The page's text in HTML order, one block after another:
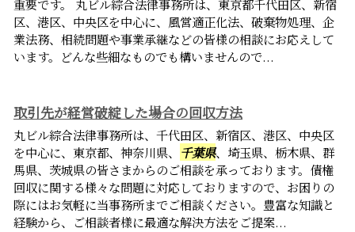
重要です。 丸ビル綜合法律事務所は、東京都千代田区、新宿
区、港区、中央区を中心に、風営適正化法、破棄物処理、企
業法務、相続問題や事業承継などの皆様の相談にお応えして
います。どんな些細なものでも構いませんので...
取引先が経営破綻した場合の回収方法
丸ビル綜合法律事務所は、千代田区、新宿区、港区、中央区
を中心に、東京都、神奈川県、 千葉県、埼玉県、栃木県、群
馬県、茨城県の皆さまからのご相談を承っております。債権
回収に関する様々な問題に対応しておりますので、お困りの
際にはお気軽に当事務所までご相談ください。豊富な知識と
経験から、ご相談者様に最適な解決方法をご提案...